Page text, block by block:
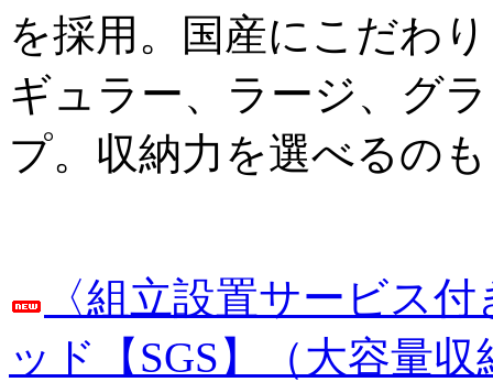
を採用。国産にこだわ
ギュラー、ラージ、グ
プ。収納力を選べるの
〈組立設置サービス
ッド【SGS】（大容量